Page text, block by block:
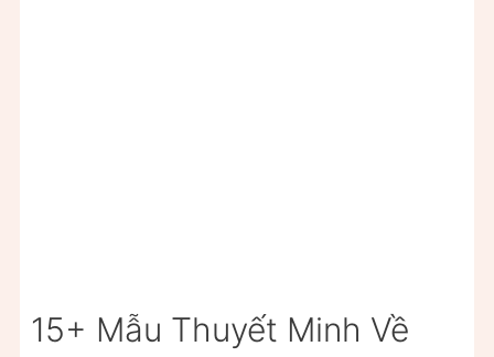
15+ Mẫu Thuyết Minh Về